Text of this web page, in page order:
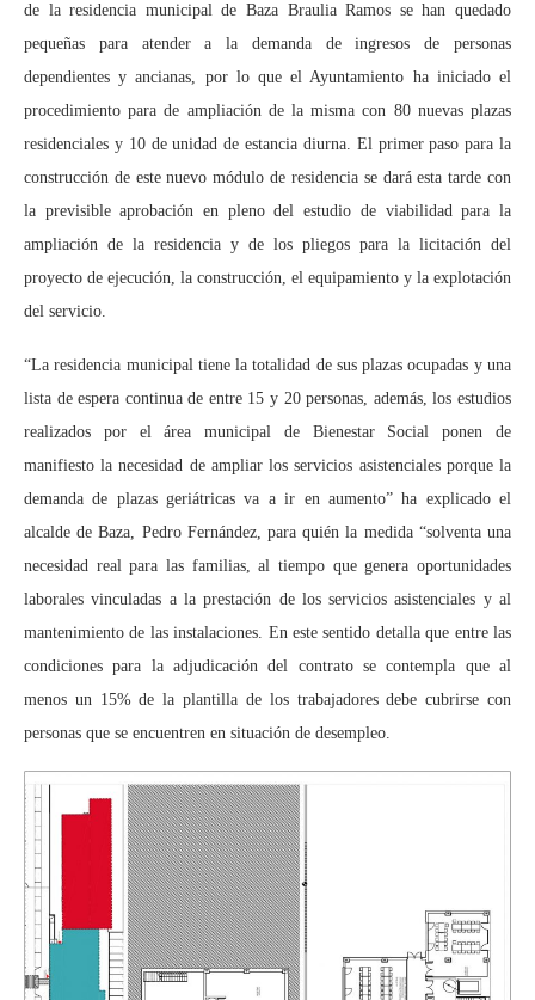
de la residencia municipal de Baza Braulia Ramos se han quedado
pequeñas para atender a la demanda de ingresos de personas
dependientes y ancianas, por lo que el Ayuntamiento ha iniciado el
procedimiento para de ampliación de la misma con 80 nuevas plazas
residenciales y 10 de unidad de estancia diurna. El primer paso para la
construcción de este nuevo módulo de residencia se dará esta tarde con
la previsible aprobación en pleno del estudio de viabilidad para la
ampliación de la residencia y de los pliegos para la licitación del
proyecto de ejecución, la construcción, el equipamiento y la explotación
del servicio.
“La residencia municipal tiene la totalidad de sus plazas ocupadas y una
lista de espera continua de entre 15 y 20 personas, además, los estudios
realizados por el área municipal de Bienestar Social ponen de
manifiesto la necesidad de ampliar los servicios asistenciales porque la
demanda de plazas geriátricas va a ir en aumento” ha explicado el
alcalde de Baza, Pedro Fernández, para quién la medida “solventa una
necesidad real para las familias, al tiempo que genera oportunidades
laborales vinculadas a la prestación de los servicios asistenciales y al
mantenimiento de las instalaciones. En este sentido detalla que entre las
condiciones para la adjudicación del contrato se contempla que al
menos un 15% de la plantilla de los trabajadores debe cubrirse con
personas que se encuentren en situación de desempleo.